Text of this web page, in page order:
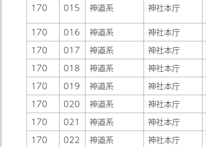
170
015 神道系 神社本庁
170
016 神道系 神社本庁
170
017 神道系 神社本庁
170
018 神道系 神社本庁
170
019 神道系 神社本庁
170
020 神道系 神社本庁
170
021 神道系 神社本庁
170
022 神道系 神社本庁